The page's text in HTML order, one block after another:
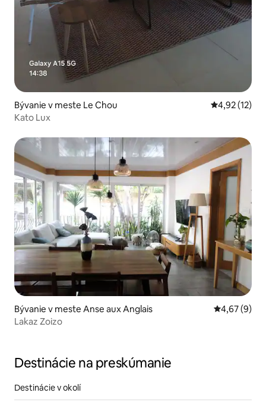
Bývanie v meste Le Chou Priemerné
4,92 (12)
Kato Lux
Bývanie v meste Anse aux Anglais Priemerné
4,67 (9)
Lakaz Zoizo
Destinácie na preskúmanie
Destinácie v okolí